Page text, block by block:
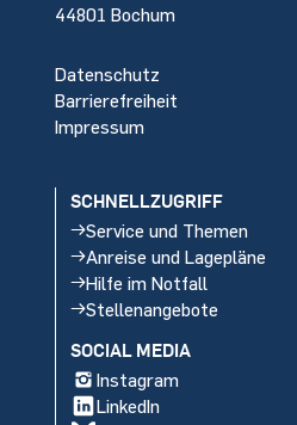
44801 Bochum
Datenschutz
Barrierefreiheit
Impressum
SCHNELLZUGRIFF
Service und Themen
Anreise und Lagepläne
Hilfe im Notfall
Stellenangebote
SOCIAL MEDIA
Instagram
LinkedIn